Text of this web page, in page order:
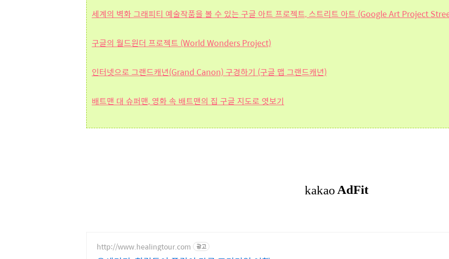
세계의 벽화 그래피티 예술작품을 볼 수 있는 구글 아트 프로젝트, 스트리트 아트 (Google Art Project
구글의 월드원더 프로젝트 (World Wonders Project)
인터넷으로 그랜드캐년(Grand Canon) 구경하기 (구글 맵 그랜드캐년)
배트맨 대 슈퍼맨, 영화 속 배트맨의 집 구글 지도로 엿보기
http://www.healingtour.com 광고